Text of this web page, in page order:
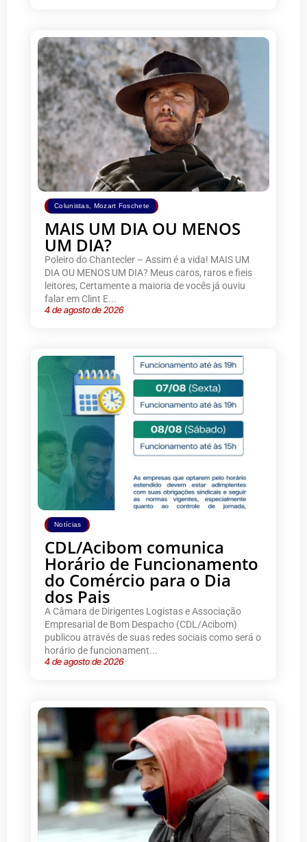
Colunistas Mozart Foschete
MAIS UM DIA OU MENOS
UM DIA?
Poleiro do Chantecler – Assim é a vida! MAIS UM
DIA OU MENOS UM DIA? Meus caros, raros e fieis
leitores, Certamente a maioria de vocês já ouviu
falar em Clint E...
4 de agosto de 2026
Notícias
CDL/Acibom comunica
Horário de Funcionamento
do Comércio para o Dia
dos Pais
A Câmara de Dirigentes Logistas e Associação
Empresarial de Bom Despacho (CDL/Acibom)
publicou através de suas redes sociais como será o
horário de funcionament...
4 de agosto de 2026